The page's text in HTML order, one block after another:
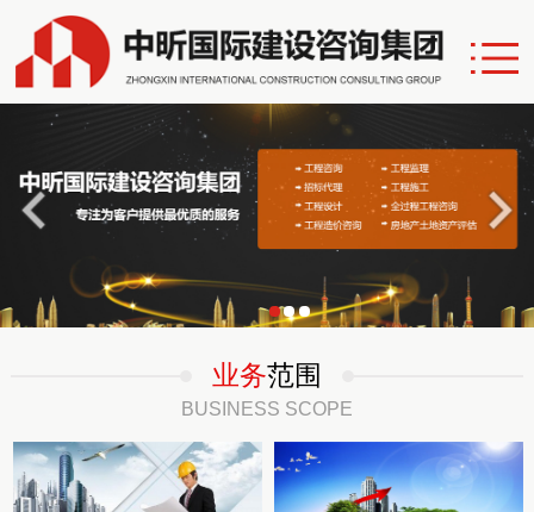
业务范围
BUSINESS SCOPE